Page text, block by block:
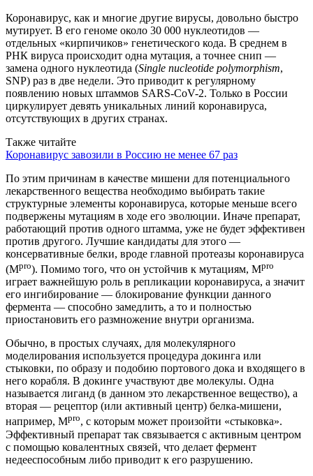
Коронавирус, как и многие другие вирусы, довольно быстро
мутирует. В его геноме около 30 000 нуклеотидов —
отдельных «кирпичиков» генетического кода. В среднем в
РНК вируса происходит одна мутация, а точнее снип —
замена одного нуклеотида (Single nucleotide polymorphism,
SNP) раз в две недели. Это приводит к регулярному
появлению новых штаммов SARS-CoV-2. Только в России
циркулирует девять уникальных линий коронавируса,
отсутствующих в других странах.
Также читайте
Коронавирус завозили в Россию не менее 67 раз
По этим причинам в качестве мишени для потенциального
лекарственного вещества необходимо выбирать такие
структурные элементы коронавируса, которые меньше всего
подвержены мутациям в ходе его эволюции. Иначе препарат,
работающий против одного штамма, уже не будет эффективен
против другого. Лучшие кандидаты для этого —
консервативные белки, вроде главной протеазы коронавируса
(Mpro). Помимо того, что он устойчив к мутациям, Mpro
играет важнейшую роль в репликации коронавируса, а значит
его ингибирование — блокирование функции данного
фермента — способно замедлить, а то и полностью
приостановить его размножение внутри организма.
Обычно, в простых случаях, для молекулярного
моделирования используется процедура докинга или
стыковки, по образу и подобию портового дока и входящего в
него корабля. В докинге участвуют две молекулы. Одна
называется лиганд (в данном это лекарственное вещество), а
вторая — рецептор (или активный центр) белка-мишени,
например, Mpro, с которым может произойти «стыковка».
Эффективный препарат так связывается с активным центром
с помощью ковалентных связей, что делает фермент
недееспособным либо приводит к его разрушению.